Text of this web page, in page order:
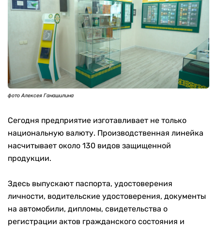
фото Алексея Ганашилина
Сегодня предприятие изготавливает не только
национальную валюту. Производственная линейка
насчитывает около 130 видов защищенной
продукции.
Здесь выпускают паспорта, удостоверения
личности, водительские удостоверения, документы
на автомобили, дипломы, свидетельства о
регистрации актов гражданского состояния и